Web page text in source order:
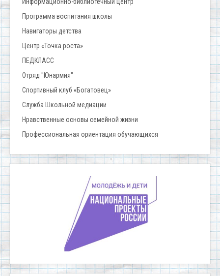
Информационно-библиотечный центр
Программа воспитания школы
Навигаторы детства
Центр «Точка роста»
ПЕДКЛАСС
Отряд "Юнармия"
Спортивный клуб «Богатовец»
Служба Школьной медиации
Нравственные основы семейной жизни
Профессиональная ориентация обучающихся